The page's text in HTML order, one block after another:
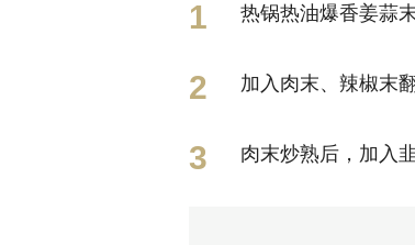
热锅热油爆香姜蒜
加入肉末、辣椒末
肉末炒熟后，加入